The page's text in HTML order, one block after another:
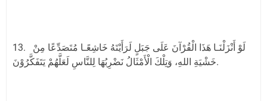
13. لَوْ أَنْزَلْنَـا هَذَا الْقُرْآنَ عَلَى جَبَلٍ لَرَأَيْتَهُ خَاشِعًـا مُتَصَدِّعًا مِنْ
خَشْيَةِ اللهِ، وَتِلْكَ الْأَمْثَالُ نَضْرِبُهَا لِلنَّاسِ لَعَلَّهُمْ يَتَفَكَّرُوْنَ.